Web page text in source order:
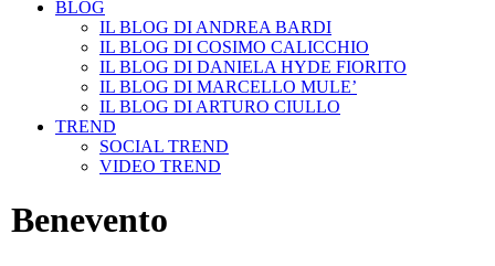
BLOG
IL BLOG DI ANDREA BARDI
IL BLOG DI COSIMO CALICCHIO
IL BLOG DI DANIELA HYDE FIORITO
IL BLOG DI MARCELLO MULE’
IL BLOG DI ARTURO CIULLO
TREND
SOCIAL TREND
VIDEO TREND
Benevento